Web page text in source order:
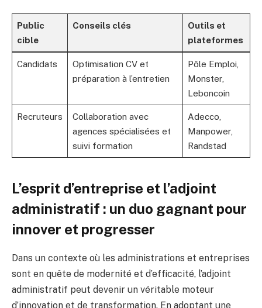
Public
cible
Conseils clés
Outils et
plateformes
Candidats
Optimisation CV et
préparation à l’entretien
Pôle Emploi,
Monster,
Leboncoin
Recruteurs
Collaboration avec
agences spécialisées et
suivi formation
Adecco,
Manpower,
Randstad
L’esprit d’entreprise et l’adjoint
administratif : un duo gagnant pour
innover et progresser
Dans un contexte où les administrations et entreprises
sont en quête de modernité et d’efficacité, l’adjoint
administratif peut devenir un véritable moteur
d’innovation et de transformation. En adoptant une